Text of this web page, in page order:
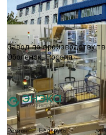
S = 6 800 м.кв.
Фармацевтическая
Завод по производству
Оболенск, Россия
S = 5 000 м.кв.
Регион Беларусь